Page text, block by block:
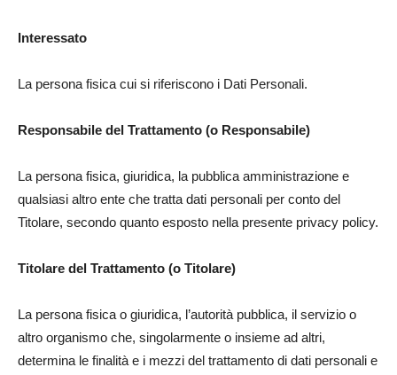
Interessato
La persona fisica cui si riferiscono i Dati Personali.
Responsabile del Trattamento (o Responsabile)
La persona fisica, giuridica, la pubblica amministrazione e
qualsiasi altro ente che tratta dati personali per conto del
Titolare, secondo quanto esposto nella presente privacy policy.
Titolare del Trattamento (o Titolare)
La persona fisica o giuridica, l’autorità pubblica, il servizio o
altro organismo che, singolarmente o insieme ad altri,
determina le finalità e i mezzi del trattamento di dati personali e